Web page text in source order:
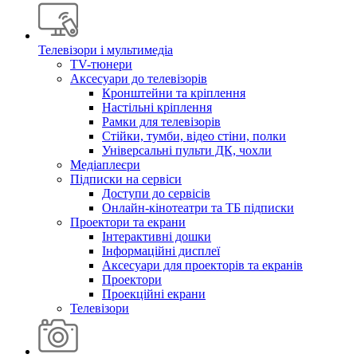
Телевізори і мультимедіа
TV-тюнери
Аксесуари до телевізорів
Кронштейни та кріплення
Настільні кріплення
Рамки для телевізорів
Стійки, тумби, відео стіни, полки
Універсальні пульти ДК, чохли
Медіаплеєри
Підписки на сервіси
Доступи до сервісів
Онлайн-кінотеатри та ТБ підписки
Проектори та екрани
Інтерактивні дошки
Інформаційні дисплеї
Аксесуари для проекторів та екранів
Проектори
Проекційні екрани
Телевізори